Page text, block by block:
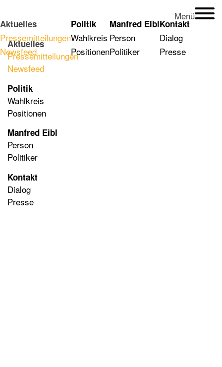
Menü
Aktuelles
Pressemitteilungen
Newsfeed
Politik
Wahlkreis
Positionen
Manfred Eibl
Person
Politiker
Kontakt
Dialog
Presse
Aktuelles
Pressemitteilungen
Newsfeed
Politik
Wahlkreis
Positionen
Manfred Eibl
Person
Politiker
Kontakt
Dialog
Presse